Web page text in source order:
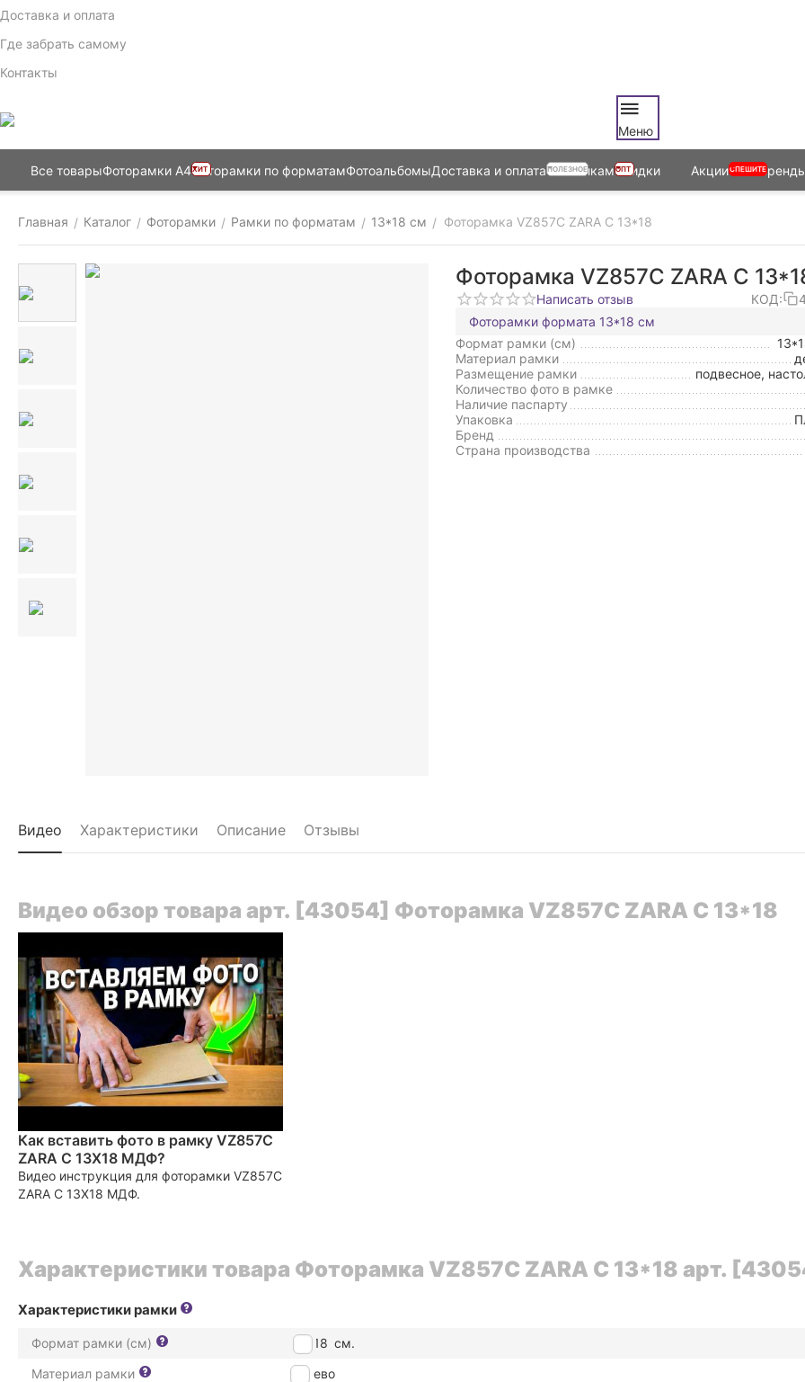
Доставка и оплата
Где забрать самому
Контакты
Меню
Все товарыФоторамки А4ХИТ
Фоторамки по форматамФотоальбомыДоставка и оплата ПОЛЕЗНОЕ
Оптовикам ОПТ
Скидки АкцииСПЕШИТЕ
Главная / Каталог / Фоторамки / Рамки по форматам / 13*18 см / Фоторамка VZ857C ZARA C 13*18
Фоторамка VZ857C ZARA C
Написать отзыв КОД:
Фоторамки формата 13*18 см
Формат рамки (см)
Материал рамки
Размещение рамки
подвесное,
Количество фото в рамке
Наличие паспарту
Упаковка
Бренд
Страна производства
Видео Характеристики Описание Отзывы
Видео обзор товара арт. [43054] Фоторамка VZ857C ZARA C 13*18
Как вставить фото в рамку VZ857C
ZARA C 13X18 МДФ?
Видео инструкция для фоторамки VZ857C
ZARA C 13X18 МДФ.
Характеристики товара Фоторамка VZ857C ZARA C 13*18 арт.
Характеристики рамки
Формат рамки (см) 13*18 см.
Материал рамки
дерево